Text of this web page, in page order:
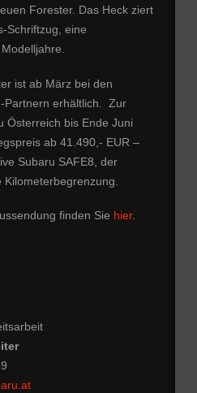
Forester. Das Heck ziert
Schriftzug, eine
ist ab März bei den
Partnern erhältlich. Zur
Österreich bis Ende Juni
ab 41.490,- EUR –
Subaru SAFE8, der
finden Sie hier.